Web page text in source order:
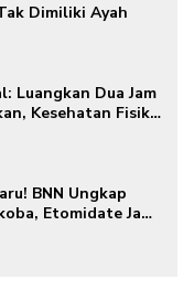
Dimiliki Ayah
Luangkan Dua Jam
Kesehatan Fisik
BNN Ungkap
Etomidate Jadi